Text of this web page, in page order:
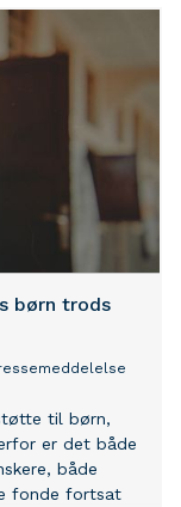
faldgruber og
som
børn trods
til børn,
er det både
både
fonde fortsat